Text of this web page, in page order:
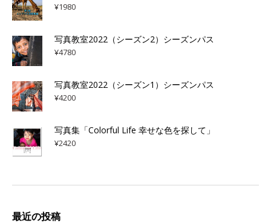
¥1980
写真教室2022（シーズン2）シーズンパス
¥4780
写真教室2022（シーズン1）シーズンパス
¥4200
写真集「Colorful Life 幸せな色を探して」
¥2420
最近の投稿